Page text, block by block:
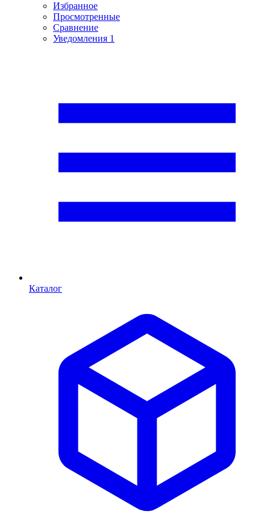
Избранное
Просмотренные
Сравнение
Уведомления 1
Каталог